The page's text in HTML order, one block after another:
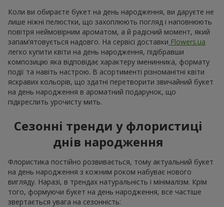
Коли ви обираєте букет на день народження, ви даруєте не
лише ніжні пелюстки, що захоплюють погляд і наповнюють
повітря неймовірним ароматом, а й радісний момент, який
запам’ятовується надовго. На сервісі доставки Flowers.ua
легко купити квіти на день народження, підібравши
композицію яка відповідає характеру іменинника, формату
події та навіть настрою. В асортименті різноманітні квіти
яскравих кольорів, що здатні перетворити звичайний букет
на день народження в ароматний подарунок, що
підкреслить урочисту мить.
Сезонні тренди у флористиці
днів народження
Флористика постійно розвивається, тому актуальний букет
на день народження з кожним роком набуває нового
вигляду. Наразі, в трендах натуральність і мінімалізм. Крім
того, формуючи букет на день народження, все частіше
звертається увага на сезонність: